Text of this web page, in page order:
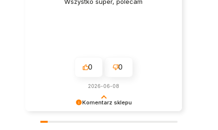
Komentarz sklepu
0 0
2026-06-08